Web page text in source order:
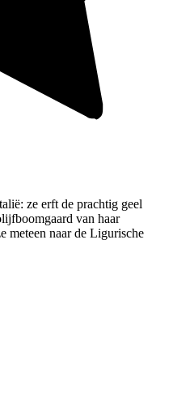
ze erft de prachtig geel
van haar
meteen naar de Ligurische